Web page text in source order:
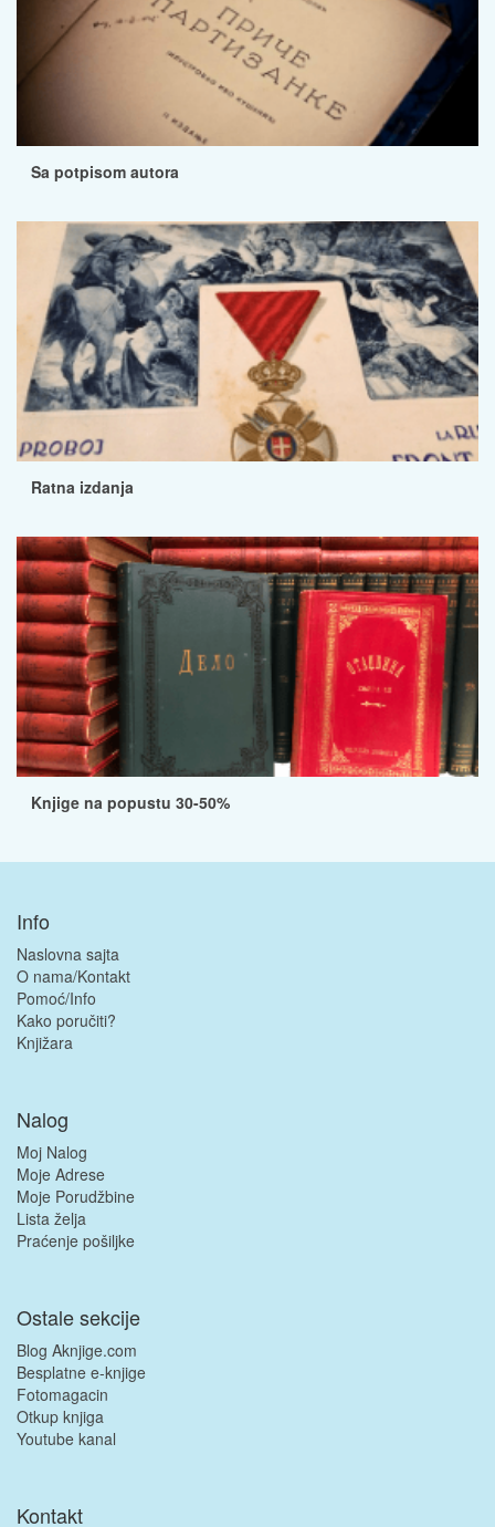
Sa potpisom autora
Ratna izdanja
Knjige na popustu 30-50%
Info
Naslovna sajta
O nama/Kontakt
Pomoć/Info
Kako poručiti?
Knjižara
Nalog
Moj Nalog
Moje Adrese
Moje Porudžbine
Lista želja
Praćenje pošiljke
Ostale sekcije
Blog Aknjige.com
Besplatne e-knjige
Fotomagacin
Otkup knjiga
Youtube kanal
Kontakt